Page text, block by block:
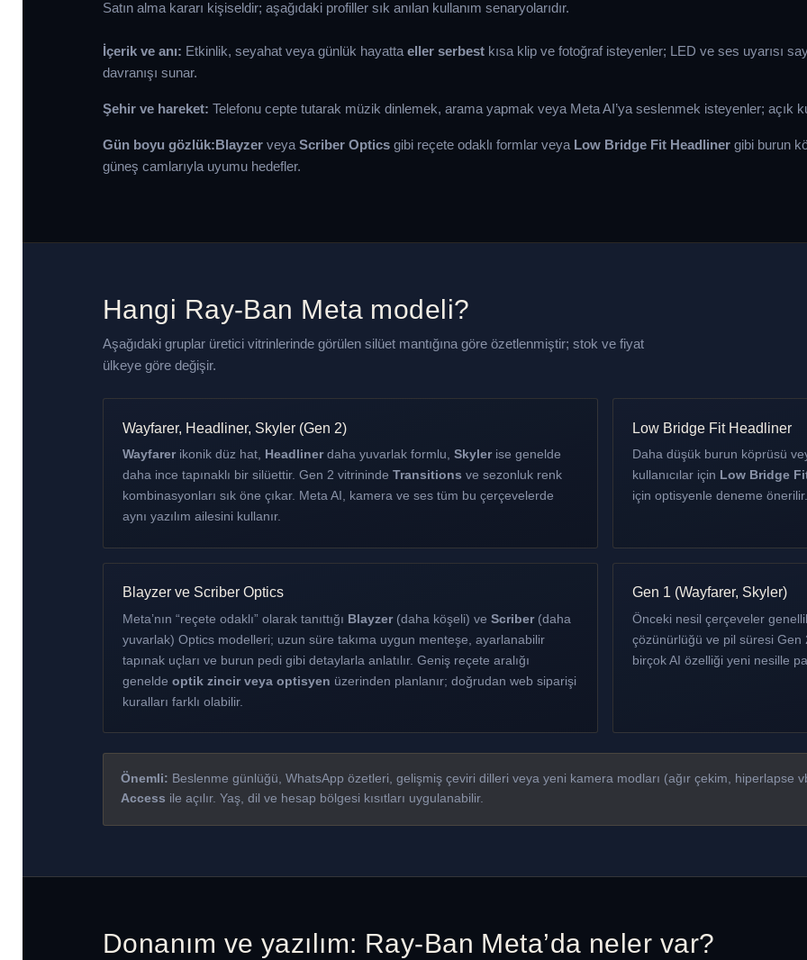
Satın alma kararı kişiseldir; aşağıdaki profiller sık anılan kullanım senaryolarıdır.
İçerik ve anı: Etkinlik, seyahat veya günlük hayattaeller serbest kısa klip ve fotoğraf isteyenler; LED ve ses uyarısı
davranışı sunar.
Şehir ve hareket: Telefonu cepte tutarak müzik dinlemek, arama yapmak veya Meta AI’ya seslenmek isteyenler; açık
Gün boyu gözlük: Blayzer veyaScriber Optics gibi reçete odaklı formlar veya Low Bridge Fit Headliner gibi burun
güneş camlarıyla uyumu hedefler.
Hangi Ray-Ban Meta modeli?
Aşağıdaki gruplar üretici vitrinlerinde görülen silüet mantığına göre özetlenmiştir; stok ve fiyat
ülkeye göre değişir.
Wayfarer, Headliner, Skyler (Gen 2)
Wayfarerikonik düz hat, Headlinerdaha yuvarlak formlu, Skylerise genelde
daha ince tapınaklı bir silüettir. Gen 2 vitrininde Transitions ve sezonluk renk
kombinasyonları sık öne çıkar. Meta AI, kamera ve ses tüm bu çerçevelerde
aynı yazılım ailesini kullanır.
Low Bridge Fit Headliner
Daha düşük burun köprüsü
kullanıcılar için Low Bridge
için optisyenle deneme önerilir.
Blayzer ve Scriber Optics
Meta’nın “reçete odaklı” olarak tanıttığı Blayzer(daha köşeli) ve Scriber(daha
yuvarlak) Optics modelleri; uzun süre takıma uygun menteşe, ayarlanabilir
tapınak uçları ve burun pedi gibi detaylarla anlatılır. Geniş reçete aralığı
genelde optik zincir veya optisyen üzerinden planlanır; doğrudan web siparişi
kuralları farklı olabilir.
Gen 1 (Wayfarer, Skyler)
Önceki nesil çerçeveler
çözünürlüğü ve pil süresi Gen
birçok AI özelliği yeni nesille
Önemli: Beslenme günlüğü, WhatsApp özetleri, gelişmiş çeviri dilleri veya yeni kamera modları (ağır çekim, hiperlapse
Access ile açılır. Yaş, dil ve hesap bölgesi kısıtları uygulanabilir.
Donanım ve yazılım: Ray-Ban Meta’da neler var?